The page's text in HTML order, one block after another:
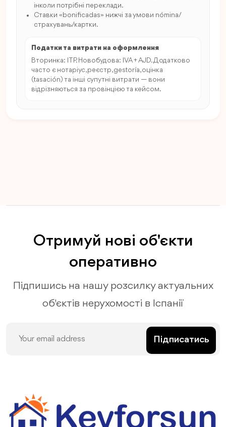
інколи потрібні переклади.
Ставки «bonificadas» нижчі за умови nómina/
страхувань/картки.
Податки та витрати на оформлення
Вторинка: ITP. Новобудова: IVA + AJD. Додатково
часто є нотаріус, реєстр, gestoría, оцінка
(tasación) та інші супутні витрати — вони
відрізняються за провінцією та кейсом.
Отримуй нові об'єкти
оперативно
Підпишись на нашу розсилку актуальних
об'єктів нерухомості в Іспанії
Підписатись